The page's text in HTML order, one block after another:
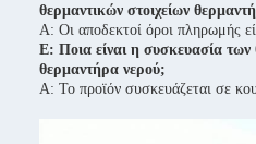
θερμαντικών στοιχείων
Α: Οι αποδεκτοί όροι πληρωμής
Ε: Ποια είναι η συσκευασία των
θερμαντήρα νερού;
Α: Το προϊόν συσκευάζεται σε